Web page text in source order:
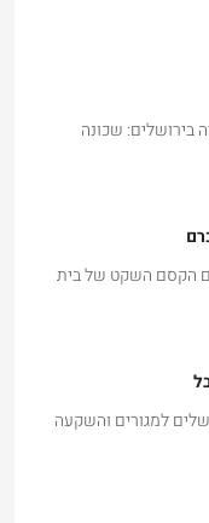
בירושלים: שכונה
הקסם השקט של בית
למגורים והשקעה